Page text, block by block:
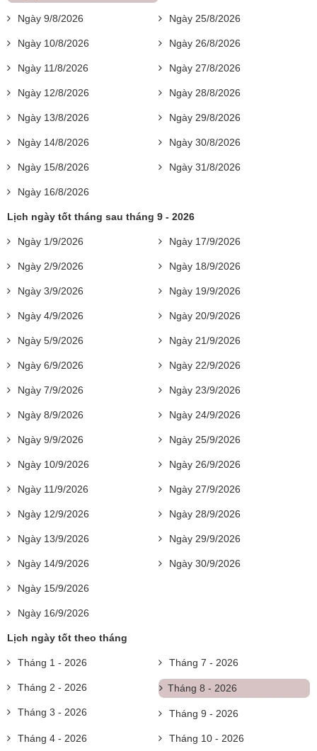
Ngày 9/8/2026
Ngày 10/8/2026
Ngày 11/8/2026
Ngày 12/8/2026
Ngày 13/8/2026
Ngày 14/8/2026
Ngày 15/8/2026
Ngày 16/8/2026
Ngày 25/8/2026
Ngày 26/8/2026
Ngày 27/8/2026
Ngày 28/8/2026
Ngày 29/8/2026
Ngày 30/8/2026
Ngày 31/8/2026
Lịch ngày tốt tháng sau tháng 9 - 2026
Ngày 1/9/2026
Ngày 2/9/2026
Ngày 3/9/2026
Ngày 4/9/2026
Ngày 5/9/2026
Ngày 6/9/2026
Ngày 7/9/2026
Ngày 8/9/2026
Ngày 9/9/2026
Ngày 10/9/2026
Ngày 11/9/2026
Ngày 12/9/2026
Ngày 13/9/2026
Ngày 14/9/2026
Ngày 15/9/2026
Ngày 16/9/2026
Ngày 17/9/2026
Ngày 18/9/2026
Ngày 19/9/2026
Ngày 20/9/2026
Ngày 21/9/2026
Ngày 22/9/2026
Ngày 23/9/2026
Ngày 24/9/2026
Ngày 25/9/2026
Ngày 26/9/2026
Ngày 27/9/2026
Ngày 28/9/2026
Ngày 29/9/2026
Ngày 30/9/2026
Lịch ngày tốt theo tháng
Tháng 1 - 2026
Tháng 2 - 2026
Tháng 3 - 2026
Tháng 4 - 2026
Tháng 7 - 2026
Tháng 8 - 2026
Tháng 9 - 2026
Tháng 10 - 2026